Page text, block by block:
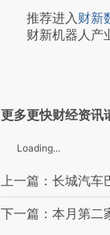
推荐进入财新
财新机器人产业
更多更快财经资讯
Loading...
上一篇：长城汽车
下一篇：本月第二